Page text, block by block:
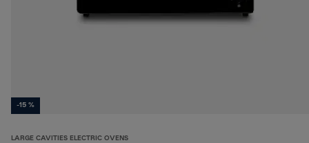
-15 %
LARGE CAVITIES ELECTRIC OVENS